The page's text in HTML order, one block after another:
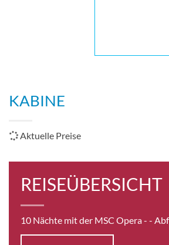
KABINE
Aktuelle Preise
REISEÜBERSICHT
10 Nächte mit der MSC Opera - -